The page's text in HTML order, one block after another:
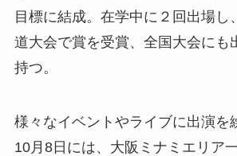
目標に結成。在学中に２回出場し
道大会で賞を受賞、全国大会にも
持つ。
様々なイベントやライブに出演を
10月8日には、大阪ミナミエリア